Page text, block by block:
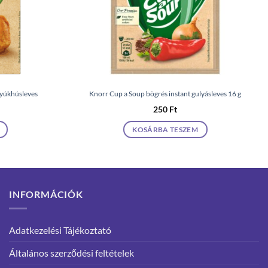
Knorr Cup a Soup bögrés instant gulyásleves 16 g
250 Ft
KOSÁRBA TESZEM
INFORMÁCIÓK
Adatkezelési Tájékoztató
Általános szerződési feltételek